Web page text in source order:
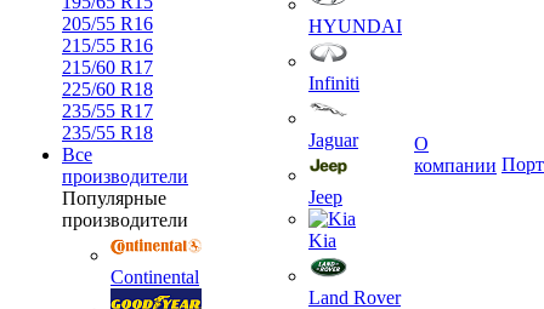
205/55 R16
215/55 R16
215/60 R17
225/60 R18
235/55 R17
235/55 R18
Все
производители
Популярные
производители
Continental
HYUNDAI
Infiniti
Jaguar
Jeep
Kia
Land Rover
О
компании